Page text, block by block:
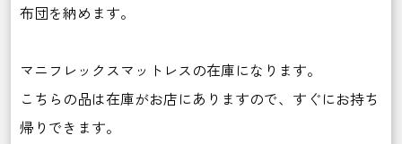
布団を納めます。
マニフレックスマットレスの在庫になります。
こちらの品は在庫がお店にありますので、すぐにお持ち
帰りできます。